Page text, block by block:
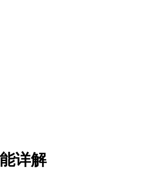
详解